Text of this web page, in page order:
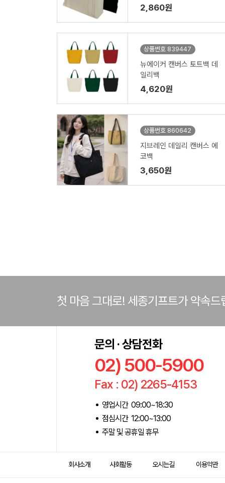
2,860원
상품번호 839447
뉴에이커 캔버스 토트백 데
일리백
4,620원
상품번호 860642
지브레인 데일리 캔버스 에
코백
3,650원
첫 마음 그대로! 세종기프트가 약속드
문의 · 상담전화
02) 500-5900
Fax : 02) 2265-4153
영업시간 09:00~18:30
점심시간 12:00~13:00
주말 및 공휴일 휴무
회사소개 사회활동 오시는길 이용약관